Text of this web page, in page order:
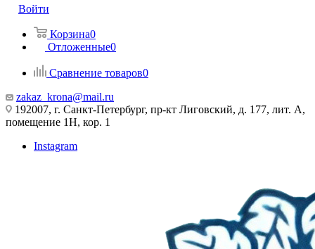
Войти
Корзина0
Отложенные0
Сравнение товаров0
zakaz_krona@mail.ru
192007, г. Санкт-Петербург, пр-кт Лиговский, д. 177, лит. А,
помещение 1Н, кор. 1
Instagram